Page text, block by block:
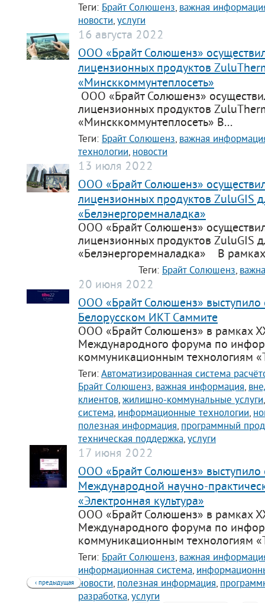
Теги: Брайт Солюшенз, важная
новости,услуги
16 августа 2022
ООО «Брайт Солюшенз»
лицензионных продуктов
«Минсккоммунтеплосеть»
ООО «Брайт Солюшенз»
лицензионных продуктов
«Минсккоммунтеплосеть» В...
Теги: Брайт Солюшенз, важная
технологии, новости
13 июля 2022
ООО «Брайт Солюшенз»
лицензионных продуктов ZuluGIS
«Белэнергоремналадка»
ООО «Брайт Солюшенз»
лицензионных продуктов ZuluGIS
«Белэнергоремналадка» В
Теги: Брайт Солюшенз,
20 июня 2022
ООО «Брайт Солюшенз» выступило
Белорусском ИКТ Саммите
ООО «Брайт Солюшенз» в рамках
Международного форума по
коммуникационным технологиям
Теги:Автоматизированная система
Брайт Солюшенз, важная информация,
клиентов,жилищно-коммунальные услуги
система, информационные технологии,
полезная информация, программный
техническая поддержка,услуги
17 июня 2022
ООО «Брайт Солюшенз» выступило
Международной научно-
«Электронная культура»
ООО «Брайт Солюшенз» в рамках
Международного форума по
коммуникационным технологиям
Теги: Брайт Солюшенз, важная
информационная система,
новости, полезная информация,
разработка,услуги
‹ предыдущая